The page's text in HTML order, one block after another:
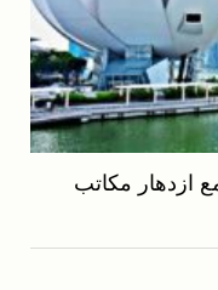
ازدهار مكاتب